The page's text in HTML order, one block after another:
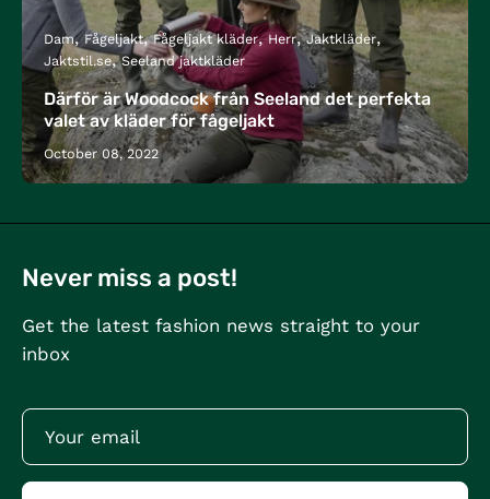
Dam Fågeljakt Fågeljakt kläder Herr Jaktkläder
Jaktstil.se Seeland jaktkläder
Därför är Woodcock från Seeland det perfekta
valet av kläder för fågeljakt
October 08, 2022
Never miss a post!
Get the latest fashion news straight to your
inbox